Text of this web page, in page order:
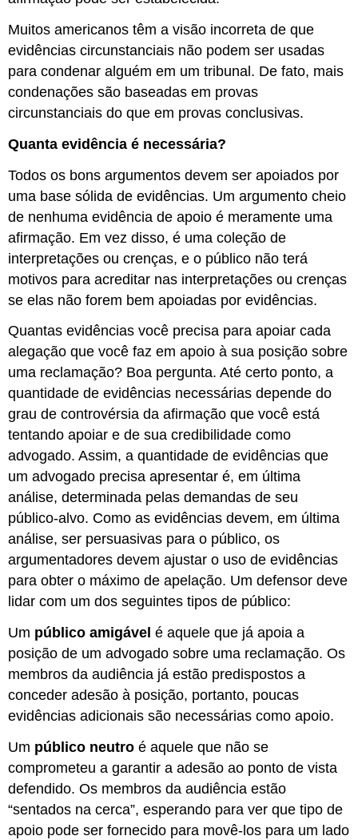
Muitos americanos têm a visão incorreta de que
evidências circunstanciais não podem ser usadas
para condenar alguém em um tribunal. De fato, mais
condenações são baseadas em provas
circunstanciais do que em provas conclusivas.
Quanta evidência é necessária?
Todos os bons argumentos devem ser apoiados por
uma base sólida de evidências. Um argumento cheio
de nenhuma evidência de apoio é meramente uma
afirmação. Em vez disso, é uma coleção de
interpretações ou crenças, e o público não terá
motivos para acreditar nas interpretações ou crenças
se elas não forem bem apoiadas por evidências.
Quantas evidências você precisa para apoiar cada
alegação que você faz em apoio à sua posição sobre
uma reclamação? Boa pergunta. Até certo ponto, a
quantidade de evidências necessárias depende do
grau de controvérsia da afirmação que você está
tentando apoiar e de sua credibilidade como
advogado. Assim, a quantidade de evidências que
um advogado precisa apresentar é, em última
análise, determinada pelas demandas de seu
público-alvo. Como as evidências devem, em última
análise, ser persuasivas para o público, os
argumentadores devem ajustar o uso de evidências
para obter o máximo de apelação. Um defensor deve
lidar com um dos seguintes tipos de público:
Um público amigável é aquele que já apoia a
posição de um advogado sobre uma reclamação. Os
membros da audiência já estão predispostos a
conceder adesão à posição, portanto, poucas
evidências adicionais são necessárias como apoio.
Um público neutro é aquele que não se
comprometeu a garantir a adesão ao ponto de vista
defendido. Os membros da audiência estão
“sentados na cerca”, esperando para ver que tipo de
apoio pode ser fornecido para movê-los para um lado